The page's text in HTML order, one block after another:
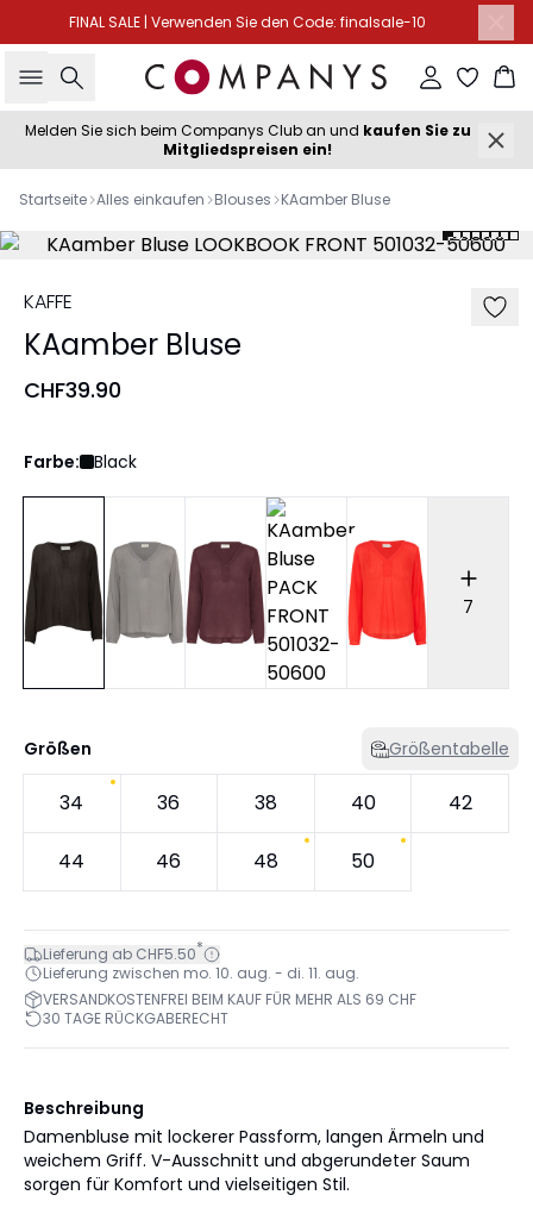
FINAL SALE | Verwenden Sie den Code: finalsale-10
Suche Einloggen
Melden Sie sich beim Companys Club an und kaufen Sie zu
Mitgliedspreisen ein!
Startseite Alles einkaufen Blouses KAamber Bluse
KAFFE
KAamber Bluse
CHF39.90
Farbe: Black
7
Größen Größentabelle
34 36 38 40 42
44 46 48 50
Lieferung ab CHF5.50*
Lieferung zwischen mo. 10. aug. - di. 11. aug.
VERSANDKOSTENFREI BEIM KAUF FÜR MEHR ALS 69 CHF
30 TAGE RÜCKGABERECHT
Beschreibung
Damenbluse mit lockerer Passform, langen Ärmeln und
weichem Griff. V-Ausschnitt und abgerundeter Saum
sorgen für Komfort und vielseitigen Stil.